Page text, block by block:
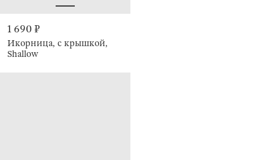
1 690 ₽
Икорница, с крышкой,
Shallow